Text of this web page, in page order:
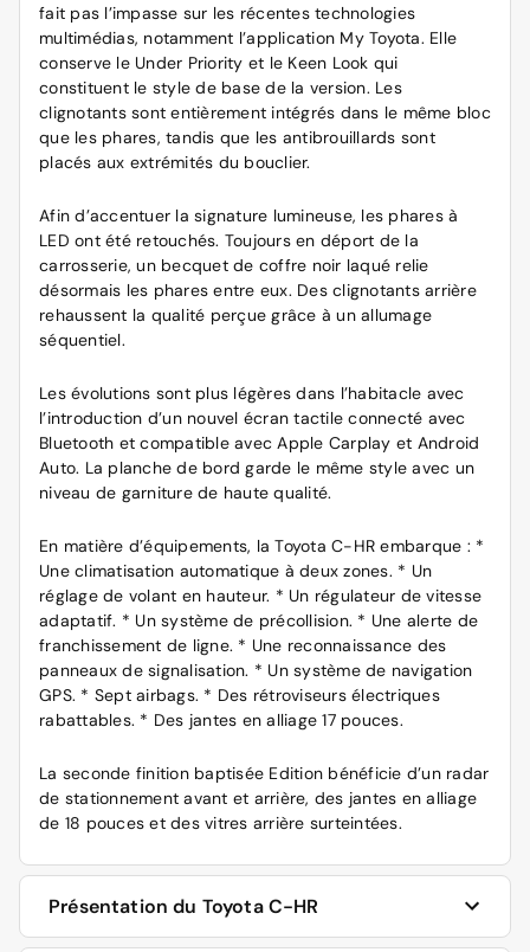
fait pas l’impasse sur les récentes technologies
multimédias, notamment l’application My Toyota. Elle
conserve le Under Priority et le Keen Look qui
constituent le style de base de la version. Les
clignotants sont entièrement intégrés dans le même bloc
que les phares, tandis que les antibrouillards sont
placés aux extrémités du bouclier.
Afin d’accentuer la signature lumineuse, les phares à
LED ont été retouchés. Toujours en déport de la
carrosserie, un becquet de coffre noir laqué relie
désormais les phares entre eux. Des clignotants arrière
rehaussent la qualité perçue grâce à un allumage
séquentiel.
Les évolutions sont plus légères dans l’habitacle avec
l’introduction d’un nouvel écran tactile connecté avec
Bluetooth et compatible avec Apple Carplay et Android
Auto. La planche de bord garde le même style avec un
niveau de garniture de haute qualité.
En matière d’équipements, la Toyota C-HR embarque : *
Une climatisation automatique à deux zones. * Un
réglage de volant en hauteur. * Un régulateur de vitesse
adaptatif. * Un système de précollision. * Une alerte de
franchissement de ligne. * Une reconnaissance des
panneaux de signalisation. * Un système de navigation
GPS. * Sept airbags. * Des rétroviseurs électriques
rabattables. * Des jantes en alliage 17 pouces.
La seconde finition baptisée Edition bénéficie d’un radar
de stationnement avant et arrière, des jantes en alliage
de 18 pouces et des vitres arrière surteintées.
Présentation du Toyota C-HR